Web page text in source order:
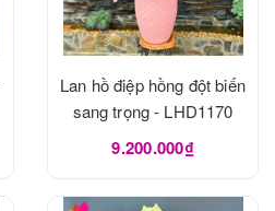
Lan hồ điệp hồng đột biến
sang trọng - LHD1170
9.200.000₫